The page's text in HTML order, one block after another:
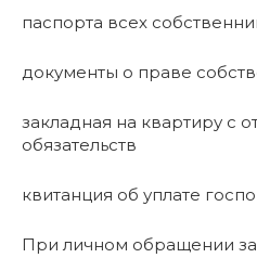
паспорта всех
документы о праве
закладная на квартиру с
обязательств
квитанция об уплате
При личном обращении